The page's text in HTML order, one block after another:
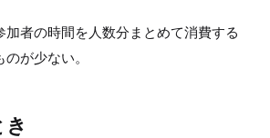
加者の時間を人数分まとめて消費する
が少ない。